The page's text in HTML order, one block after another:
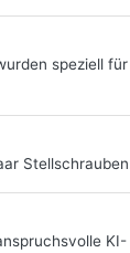
speziell
KI-